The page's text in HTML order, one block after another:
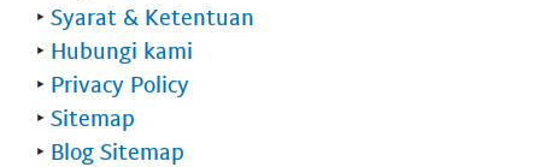
‣ Syarat & Ketentuan
‣ Hubungi kami
‣ Privacy Policy
‣ Sitemap
‣ Blog Sitemap